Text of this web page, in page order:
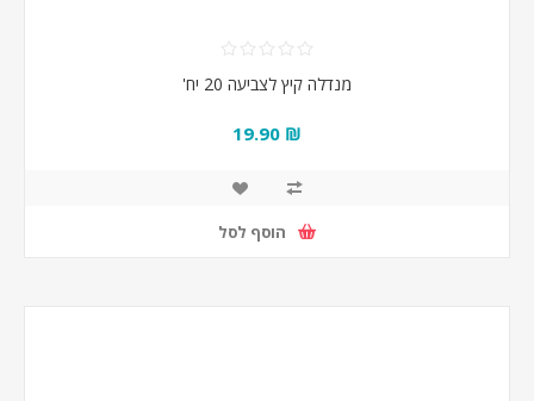
מנדלה קיץ לצביעה 20 יח'
₪ 19.90
הוסף לסל